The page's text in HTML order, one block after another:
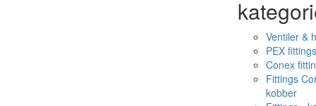
Ventiler &
PEX fittings
Conex
Fittings
kobber